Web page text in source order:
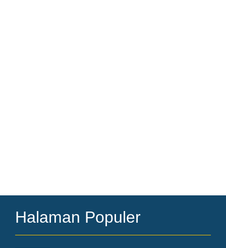
Halaman Populer